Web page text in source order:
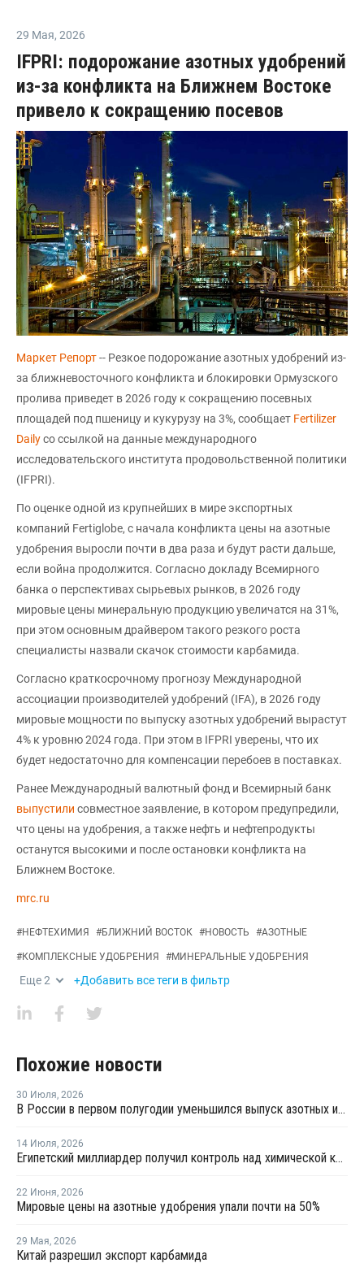
29 Мая, 2026
IFPRI: подорожание азотных удобрений
из-за конфликта на Ближнем Востоке
привело к сокращению посевов
Маркет Репорт-- Резкое подорожание азотных удобрений из-
за ближневосточного конфликта и блокировки Ормузского
пролива приведет в 2026 году к сокращению посевных
площадей под пшеницу и кукурузу на 3%, сообщает Fertilizer
Dailyсо ссылкой на данные международного
исследовательского института продовольственной политики
(IFPRI).
По оценке одной из крупнейших в мире экспортных
компаний Fertiglobe, с начала конфликта цены на азотные
удобрения выросли почти в два раза и будут расти дальше,
если война продолжится. Согласно докладу Всемирного
банка о перспективах сырьевых рынков, в 2026 году
мировые цены минеральную продукцию увеличатся на 31%,
при этом основным драйвером такого резкого роста
специалисты назвали скачок стоимости карбамида.
Согласно краткосрочному прогнозу Международной
ассоциации производителей удобрений (IFA), в 2026 году
мировые мощности по выпуску азотных удобрений вырастут
4% к уровню 2024 года. При этом в IFPRI уверены, что их
будет недостаточно для компенсации перебоев в поставках.
Ранее Международный валютный фонд и Всемирный банк
выпустили совместное заявление, в котором предупредили,
что цены на удобрения, а также нефть и нефтепродукты
останутся высокими и после остановки конфликта на
Ближнем Востоке.
mrc.ru
#НЕФТЕХИМИЯ #БЛИЖНИЙ ВОСТОК #НОВОСТЬ #АЗОТНЫЕ
#КОМПЛЕКСНЫЕ УДОБРЕНИЯ #МИНЕРАЛЬНЫЕ УДОБРЕНИЯ
Еще2 +Добавить все теги в фильтр
Похожие новости
30 Июля, 2026
В России в первом полугодии уменьшился выпуск азотных и фосфорных удобрений
14 Июля, 2026
Египетский миллиардер получил контроль над химической компанией OCI Global
22 Июня, 2026
Мировые цены на азотные удобрения упали почти на 50%
29 Мая, 2026
Китай разрешил экспорт карбамида